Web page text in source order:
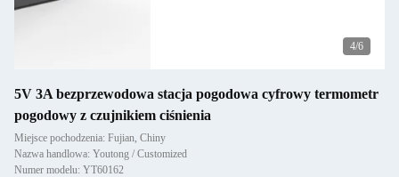
4/6
5V 3A bezprzewodowa stacja pogodowa cyfrowy termometr
pogodowy z czujnikiem ciśnienia
Miejsce pochodzenia: Fujian, Chiny
Nazwa handlowa: Youtong / Customized
Numer modelu: YT60162